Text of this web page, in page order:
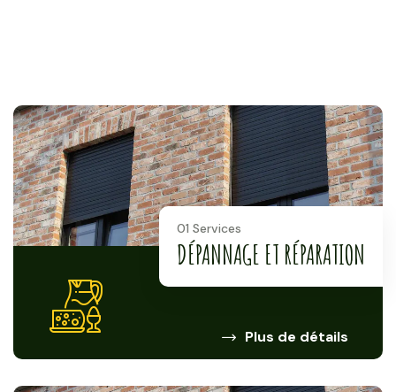
Plus de détails
01 Services
DÉPANNAGE ET RÉPARATION